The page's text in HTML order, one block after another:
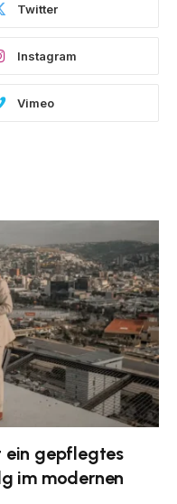
Twitter
Instagram
Vimeo
ein gepflegtes
im modernen